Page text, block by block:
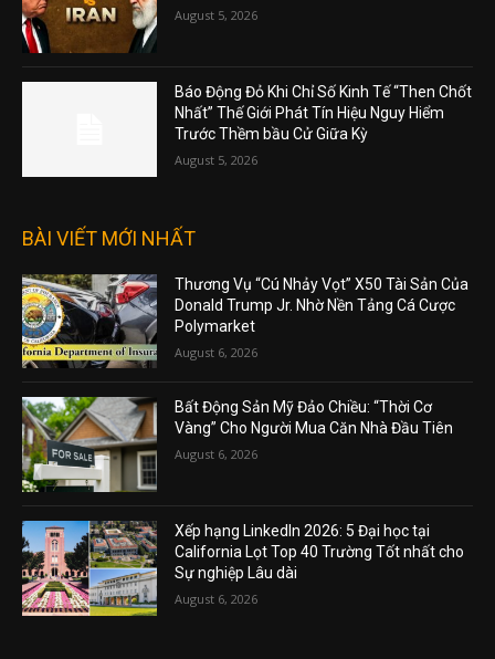
August 5, 2026
Báo Động Đỏ Khi Chỉ Số Kinh Tế “Then Chốt
Nhất” Thế Giới Phát Tín Hiệu Nguy Hiểm
Trước Thềm bầu Cử Giữa Kỳ
August 5, 2026
BÀI VIẾT MỚI NHẤT
Thương Vụ “Cú Nhảy Vọt” X50 Tài Sản Của
Donald Trump Jr. Nhờ Nền Tảng Cá Cược
Polymarket
August 6, 2026
Bất Động Sản Mỹ Đảo Chiều: “Thời Cơ
Vàng” Cho Người Mua Căn Nhà Đầu Tiên
August 6, 2026
Xếp hạng LinkedIn 2026: 5 Đại học tại
California Lọt Top 40 Trường Tốt nhất cho
Sự nghiệp Lâu dài
August 6, 2026